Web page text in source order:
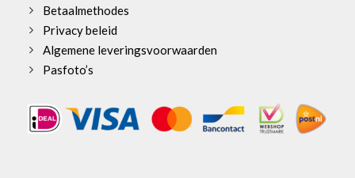
Betaalmethodes
Privacy beleid
Algemene leveringsvoorwaarden
Pasfoto’s